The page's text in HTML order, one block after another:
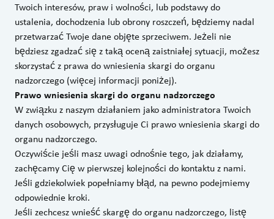
Twoich interesów, praw i wolności, lub podstawy do
ustalenia, dochodzenia lub obrony roszczeń, będziemy nadal
przetwarzać Twoje dane objęte sprzeciwem. Jeżeli nie
będziesz zgadzać się z taką oceną zaistniałej sytuacji, możesz
skorzystać z prawa do wniesienia skargi do organu
nadzorczego (więcej informacji poniżej).
Prawo wniesienia skargi do organu nadzorczego
W związku z naszym działaniem jako administratora Twoich
danych osobowych, przysługuje Ci prawo wniesienia skargi do
organu nadzorczego.
Oczywiście jeśli masz uwagi odnośnie tego, jak działamy,
zachęcamy Cię w pierwszej kolejności do kontaktu z nami.
Jeśli gdziekolwiek popełniamy błąd, na pewno podejmiemy
odpowiednie kroki.
Jeśli zechcesz wnieść skargę do organu nadzorczego, listę